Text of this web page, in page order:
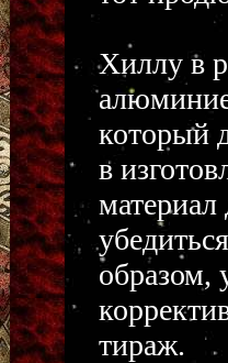
Хиллу в
который
в
образом,
тираж.